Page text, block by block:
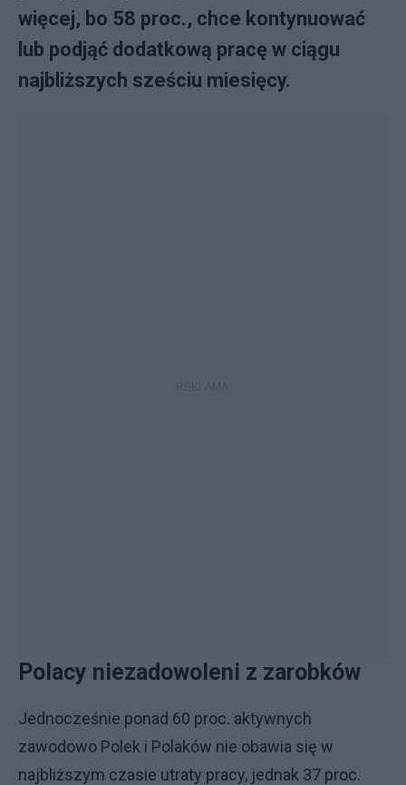
więcej, bo 58 proc., chce kontynuować
lub podjąć dodatkową pracę w ciągu
najbliższych sześciu miesięcy.
Polacy niezadowoleni z zarobków
Jednocześnie ponad 60 proc. aktywnych
zawodowo Polek i Polaków nie obawia się w
najbliższym czasie utraty pracy, jednak 37 proc.